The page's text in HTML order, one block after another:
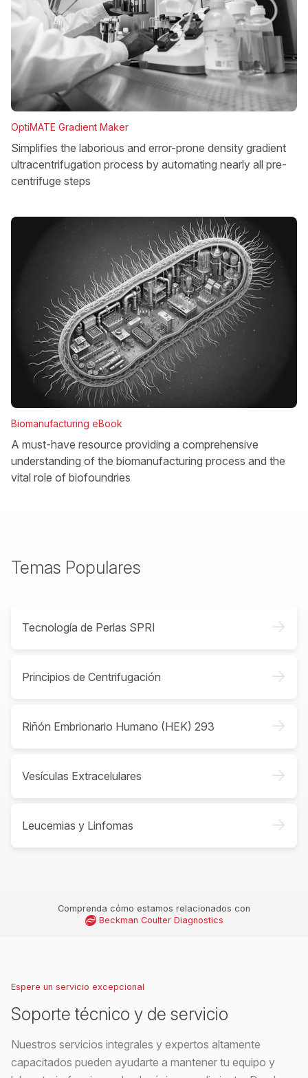
OptiMATE Gradient Maker
Simplifies the laborious and error-prone density gradient
ultracentrifugation process by automating nearly all pre-
centrifuge steps
Biomanufacturing eBook
A must-have resource providing a comprehensive
understanding of the biomanufacturing process and the
vital role of biofoundries
Temas Populares
Tecnología de Perlas SPRI ->
Principios de Centrifugación ->
Riñón Embrionario Humano (HEK) 293 ->
Vesículas Extracelulares ->
Leucemias y Linfomas ->
Comprenda cómo estamos relacionados con
Beckman Coulter Diagnostics
Espere un servicio excepcional
Soporte técnico y de servicio
Nuestros servicios integrales y expertos altamente
capacitados pueden ayudarte a mantener tu equipo y